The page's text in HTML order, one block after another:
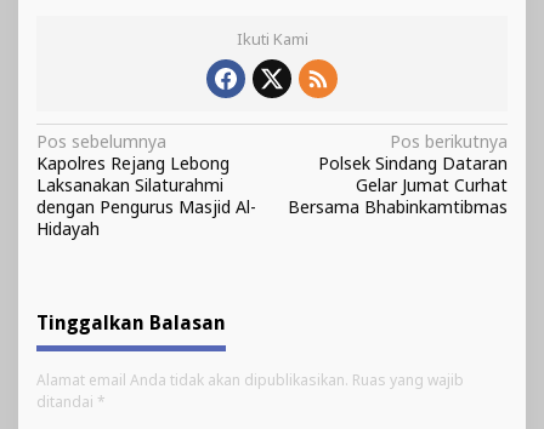
Ikuti Kami
Navigasi
pos
Pos sebelumnya
Kapolres Rejang Lebong
Laksanakan Silaturahmi
dengan Pengurus Masjid Al-
Hidayah
Pos berikutnya
Polsek Sindang Dataran
Gelar Jumat Curhat
Bersama Bhabinkamtibmas
Tinggalkan Balasan
Alamat email Anda tidak akan dipublikasikan. Ruas yang wajib
ditandai *